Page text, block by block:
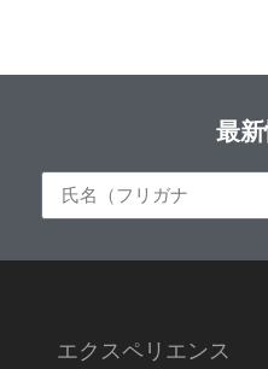
最
エクスペリエンス